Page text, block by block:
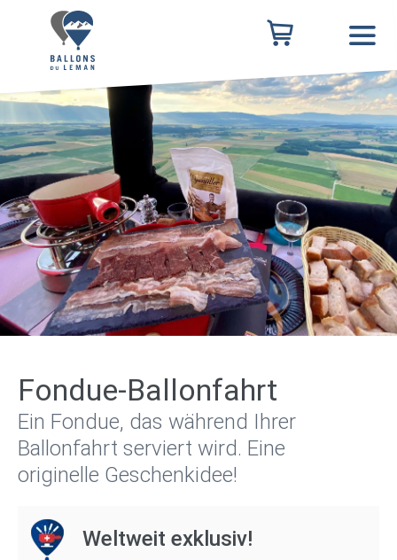
Fondue-Ballonfahrt
Ein Fondue, das während Ihrer
Ballonfahrt serviert wird. Eine
originelle Geschenkidee!
Weltweit exklusiv!